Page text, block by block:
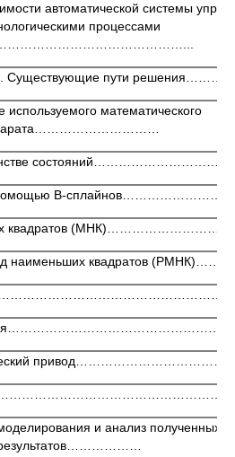
автоматической системы
процессами
Существующие пути
используемого математического
с помощью В-
квадратов
наименьших квадратов
и анализ полученных